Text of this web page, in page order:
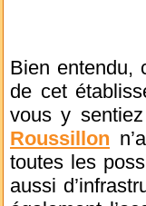
Bien entendu,
de cet
vous y
Roussillon
toutes les
aussi